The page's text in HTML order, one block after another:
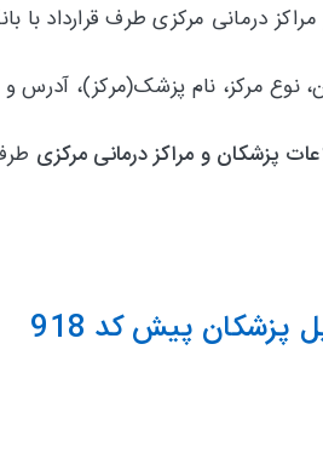
درمانی مرکزی طرف قرارداد با
نوع مرکز، نام پزشک(مرکز)،
پزشکان و مراکز درمانی مرکزی
پزشکان پیش کد 918